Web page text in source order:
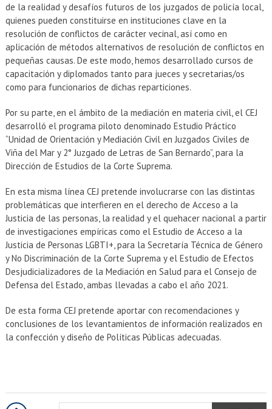
de la realidad y desafíos futuros de los juzgados de policía local,
quienes pueden constituirse en instituciones clave en la
resolución de conflictos de carácter vecinal, así como en
aplicación de métodos alternativos de resolución de conflictos en
pequeñas causas. De este modo, hemos desarrollado cursos de
capacitación y diplomados tanto para jueces y secretarias/os
como para funcionarios de dichas reparticiones.
Por su parte, en el ámbito de la mediación en materia civil, el CEJ
desarrolló el programa piloto denominado Estudio Práctico
“Unidad de Orientación y Mediación Civil en Juzgados Civiles de
Viña del Mar y 2° Juzgado de Letras de San Bernardo”, para la
Dirección de Estudios de la Corte Suprema.
En esta misma línea CEJ pretende involucrarse con las distintas
problemáticas que interfieren en el derecho de Acceso a la
Justicia de las personas, la realidad y el quehacer nacional a partir
de investigaciones empíricas como el Estudio de Acceso a la
Justicia de Personas LGBTI+, para la Secretaría Técnica de Género
y No Discriminación de la Corte Suprema y el Estudio de Efectos
Desjudicializadores de la Mediación en Salud para el Consejo de
Defensa del Estado, ambas llevadas a cabo el año 2021.
De esta forma CEJ pretende aportar con recomendaciones y
conclusiones de los levantamientos de información realizados en
la confección y diseño de Políticas Públicas adecuadas.